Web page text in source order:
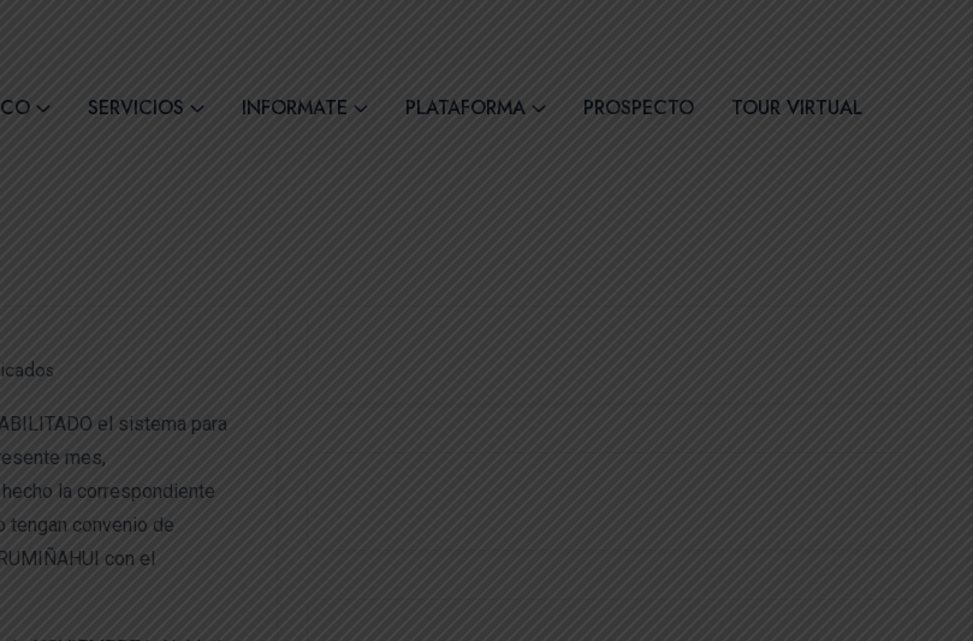
SERVICIOS INFORMATE PLATAFORMA PROSPECTO TOUR VIRTUAL
el sistema para
mes,
la correspondiente
convenio de
con el